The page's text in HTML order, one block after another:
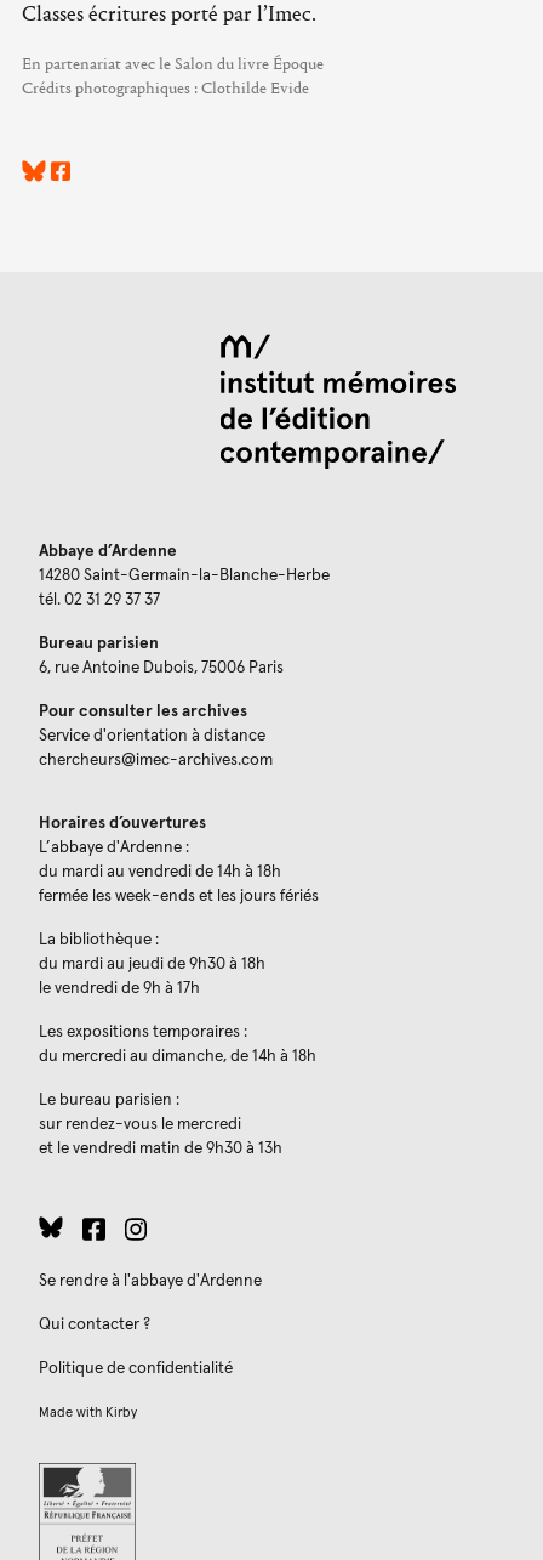
Classes écritures porté par l’Imec.
En partenariat avec le Salon du livre Époque
Crédits photographiques : Clothilde Evide
Abbaye d’Ardenne
14280 Saint-Germain-la-Blanche-Herbe
tél. 02 31 29 37 37
Bureau parisien
6, rue Antoine Dubois, 75006 Paris
Pour consulter les archives
Service d'orientation à distance
chercheurs@imec-archives.com
Horaires d’ouvertures
L’abbaye d'Ardenne :
du mardi au vendredi de 14h à 18h
fermée les week-ends et les jours fériés
La bibliothèque :
du mardi au jeudi de 9h30 à 18h
le vendredi de 9h à 17h
Les expositions temporaires :
du mercredi au dimanche, de 14h à 18h
Le bureau parisien :
sur rendez-vous le mercredi
et le vendredi matin de 9h30 à 13h
Se rendre à l'abbaye d'Ardenne
Qui contacter ?
Politique de confidentialité
Made with Kirby